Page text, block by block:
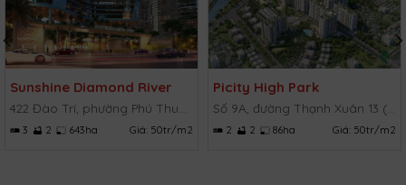
Sunshine Diamond River
3 2 643ha Giá: 50tr/m2
Picity High Park
2 2 86ha Giá: 50tr/m2